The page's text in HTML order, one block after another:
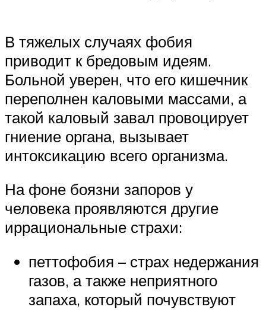
В тяжелых случаях фобия
приводит к бредовым идеям.
Больной уверен, что его кишечник
переполнен каловыми массами, а
такой каловый завал провоцирует
гниение органа, вызывает
интоксикацию всего организма.
На фоне боязни запоров у
человека проявляются другие
иррациональные страхи:
петтофобия – страх недержания
газов, а также неприятного
запаха, который почувствуют